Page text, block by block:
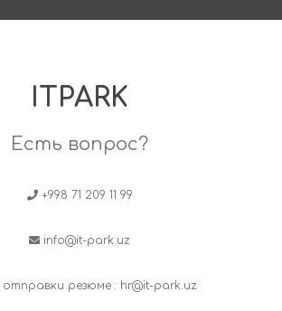
ITPARK
Есть вопрос?
+998 71 209 11 99
info@it-park.uz
резюме : hr@it-park.uz